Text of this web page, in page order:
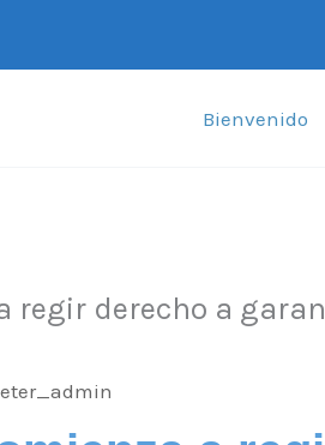
Bienvenido
regir derecho a